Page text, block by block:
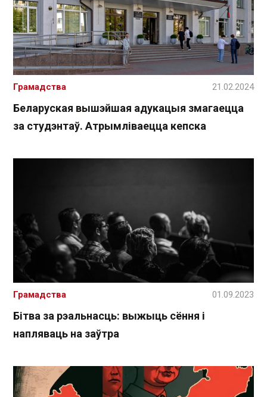
Беларуская вышэйшая адукацыя змагаецца
за студэнтаў. Атрымліваецца кепска
Грамадства 21.02.2024
Бітва за рэальнасць: выжыць сёння і
напляваць на заўтра
Грамадства 01.09.2023